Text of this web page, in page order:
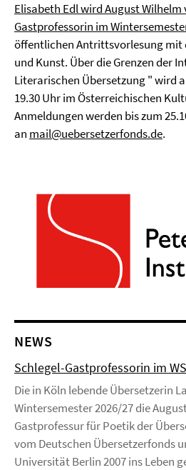
Elisabeth Edl wird August Wilhelm
Gastprofessorin im
öffentlichen Antrittsvorlesung mit
und Kunst. Über die Grenzen der
Literarischen Übersetzung " wird
19.30 Uhr im Österreichischen
Anmeldungen werden bis zum
an mail@uebersetzerfonds.de.
NEWS
Schlegel-Gastprofessorin im
Die in Köln lebende Übersetzerin
Wintersemester 2026/27 die
Gastprofessur für Poetik der
vom Deutschen Übersetzerfonds
Universität Berlin 2007 ins Leben